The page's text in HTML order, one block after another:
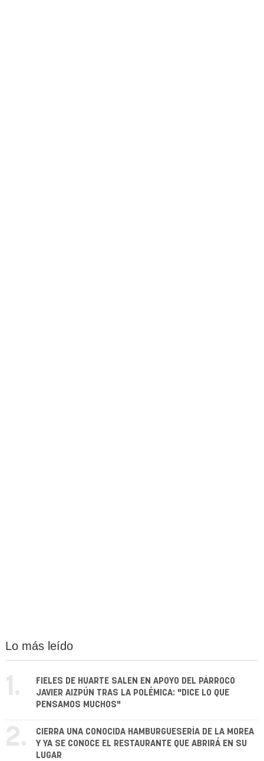
Lo más leído
1.
FIELES DE HUARTE SALEN EN APOYO DEL PÁRROCO
JAVIER AIZPÚN TRAS LA POLÉMICA: "DICE LO QUE
PENSAMOS MUCHOS"
2.
CIERRA UNA CONOCIDA HAMBURGUESERÍA DE LA MOREA
Y YA SE CONOCE EL RESTAURANTE QUE ABRIRÁ EN SU
LUGAR